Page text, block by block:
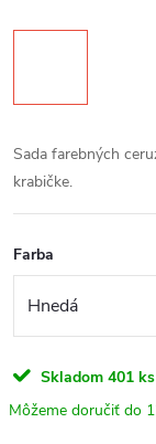
Sada farebných
krabičke.
Farba
Skladom 401 ks